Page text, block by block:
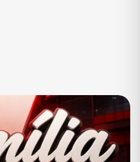
Política Profissões